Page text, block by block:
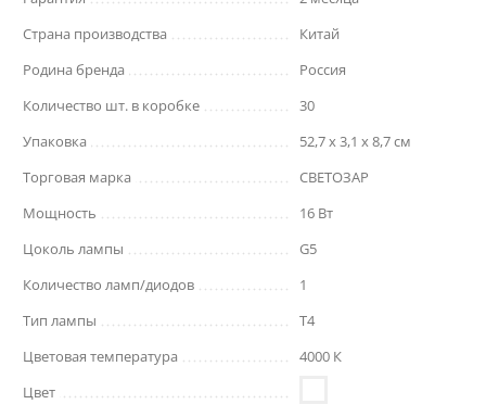
Страна производства
Китай
Родина бренда
Россия
Количество шт. в коробке
30
Упаковка
52,7 x 3,1 x 8,7 см
Торговая марка
СВЕТОЗАР
Мощность
16 Вт
Цоколь лампы
G5
Количество ламп/диодов
1
Тип лампы
T4
Цветовая температура
4000 К
Цвет